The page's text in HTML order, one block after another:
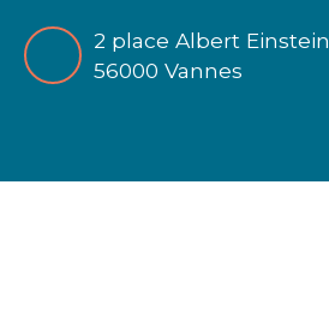
2 place Albert Einstein
56000 Vannes